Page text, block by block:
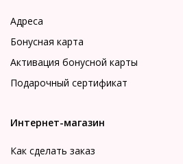
Адреса
Бонусная карта
Активация бонусной карты
Подарочный сертификат
Интернет-магазин
Как сделать заказ